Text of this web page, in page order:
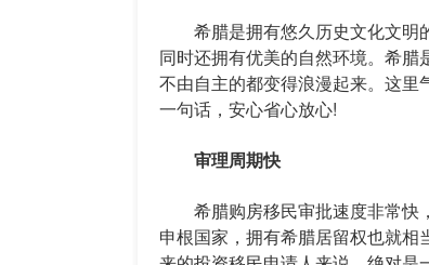
希腊是拥有悠久历史文化文明
同时还拥有优美的自然环境。希
不由自主的都变得浪漫起来。这里
一句话，安心省心放心!
审理周期快
希腊购房移民审批速度非常快
申根国家，拥有希腊居留权也就